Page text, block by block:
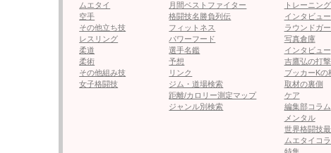
≪ 前のペー
●編集部オススメ
・【フォト】ケイトが計量で縦割れ
ムエタイ
空手
その他立ち技
レスリング
柔道
柔術
その他組み技
女子格闘技
月間ベストファイター
格闘技名勝負列伝
フィットネス
パワーフード
選手名鑑
予想
リンク
ジム・道場検索
距離/カロリー測定マップ
ジャンル別検索
トレーニン
インタビュ
ラウンドガ
写真倉庫
インタビュー
吉鷹弘の打
ブッカーKの
取材の裏側
ケア
編集部コラム
メンタル
世界格闘技
ムエタイコ